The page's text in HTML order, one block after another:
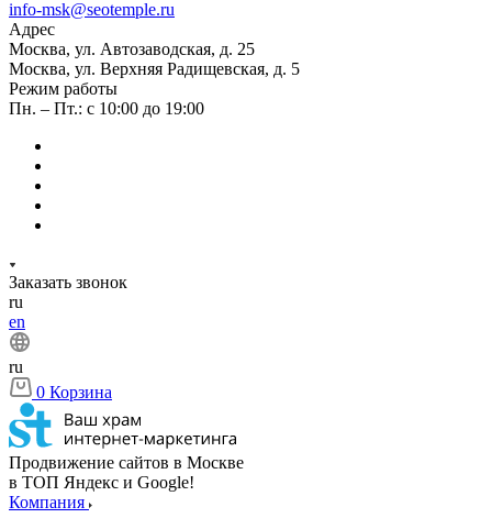
info-msk@seotemple.ru
Адрес
Москва, ул. Автозаводская, д. 25
Москва, ул. Верхняя Радищевская, д. 5
Режим работы
Пн. – Пт.: с 10:00 до 19:00
Заказать звонок
ru
en
ru
0 Корзина
Продвижение сайтов в Москве
в ТОП Яндекс и Google!
Компания